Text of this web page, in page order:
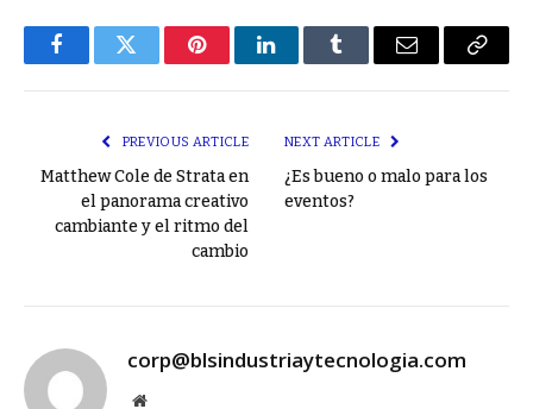
FacebookTwitter PinterestLinkedInTumblr Email
Copy
PREVIOUS ARTICLE
Matthew Cole de Strata en
el panorama creativo
cambiante y el ritmo del
cambio
NEXT ARTICLE
¿Es bueno o malo para los
eventos?
corp@blsindustriaytecnologia.com
Website